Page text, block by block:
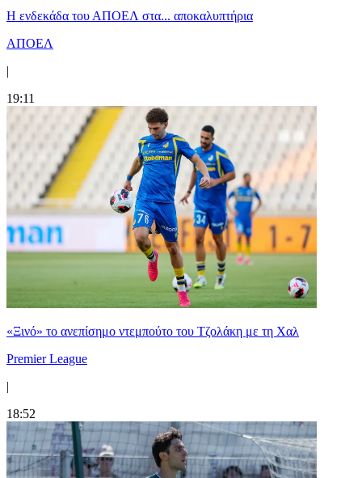
Η ενδεκάδα του ΑΠΟΕΛ στα... αποκαλυπτήρια
ΑΠΟΕΛ
|
19:11
«Ξινό» το ανεπίσημο ντεμπούτο του Τζολάκη με τη Χαλ
Premier League
|
18:52